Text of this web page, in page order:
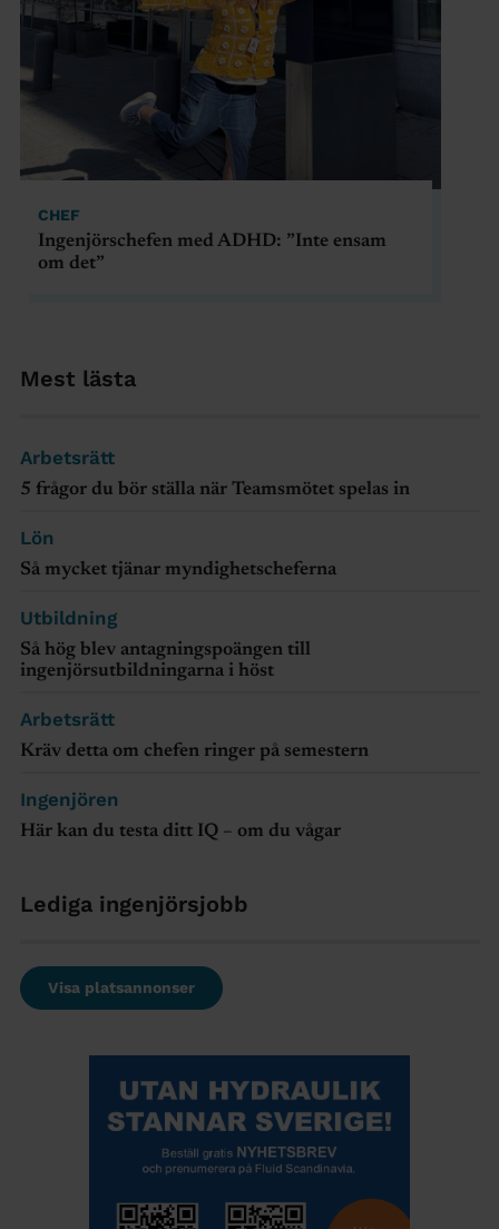
Mest lästa
Arbetsrätt
5 frågor du bör ställa när Teamsmötet spelas in
Lön
Så mycket tjänar myndighetscheferna
Utbildning
Så hög blev antagningspoängen till
ingenjörsutbildningarna i höst
Arbetsrätt
Kräv detta om chefen ringer på semestern
Ingenjören
Här kan du testa ditt IQ – om du vågar
Lediga ingenjörsjobb
Visa platsannonser
CHEF
Ingenjörschefen med ADHD: ”Inte ensam
om det”